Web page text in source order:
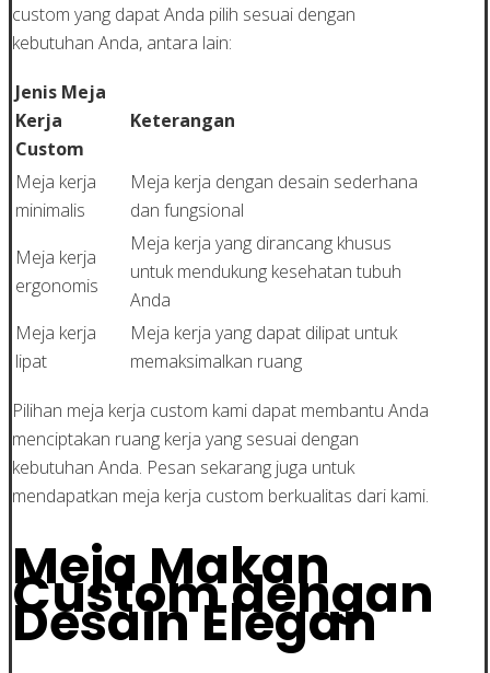
custom yang dapat Anda pilih sesuai dengan
kebutuhan Anda, antara lain:
Jenis Meja
Kerja
Custom
Keterangan
Meja kerja
minimalis
Meja kerja dengan desain sederhana
dan fungsional
Meja kerja
ergonomis
Meja kerja yang dirancang khusus
untuk mendukung kesehatan tubuh
Anda
Meja kerja
lipat
Meja kerja yang dapat dilipat untuk
memaksimalkan ruang
Pilihan meja kerja custom kami dapat membantu Anda
menciptakan ruang kerja yang sesuai dengan
kebutuhan Anda. Pesan sekarang juga untuk
mendapatkan meja kerja custom berkualitas dari kami.
Meja Makan
Custom dengan
Desain Elegan